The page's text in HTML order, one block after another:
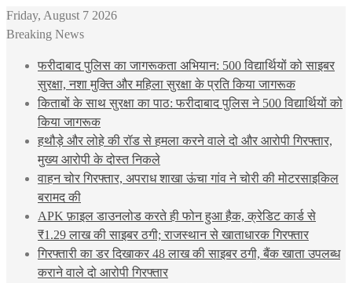
Friday, August 7 2026
Breaking News
फरीदाबाद पुलिस का जागरूकता अभियान: 500 विद्यार्थियों को साइबर
सुरक्षा, नशा मुक्ति और महिला सुरक्षा के प्रति किया जागरूक
किताबों के साथ सुरक्षा का पाठ: फरीदाबाद पुलिस ने 500 विद्यार्थियों को
किया जागरूक
हथौड़े और लोहे की रॉड से हमला करने वाले दो और आरोपी गिरफ्तार,
मुख्य आरोपी के दोस्त निकले
वाहन चोर गिरफ्तार, अपराध शाखा ऊंचा गांव ने चोरी की मोटरसाइकिल
बरामद की
APK फ़ाइल डाउनलोड करते ही फोन हुआ हैक, क्रेडिट कार्ड से
₹1.29 लाख की साइबर ठगी; राजस्थान से खाताधारक गिरफ्तार
गिरफ्तारी का डर दिखाकर 48 लाख की साइबर ठगी, बैंक खाता उपलब्ध
कराने वाले दो आरोपी गिरफ्तार